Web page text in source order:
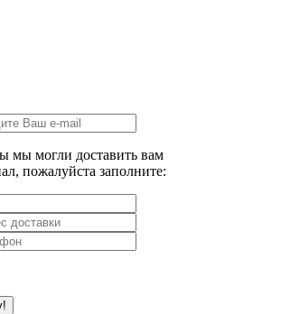
мы могли доставить вам
пожалуйста заполните: